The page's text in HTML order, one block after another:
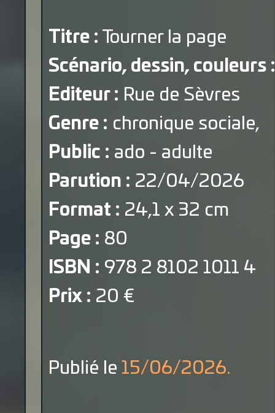
Titre : Tourner la page
Scénario, dessin, couleurs :
Editeur : Rue de Sèvres
Genre : chronique sociale,
Public : ado - adulte
Parution : 22/04/2026
Format : 24,1 x 32 cm
Page : 80
ISBN : 978 2 8102 1011 4
Prix : 20 €
Publié le 15/06/2026.